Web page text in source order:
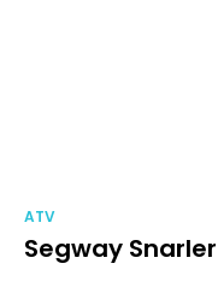
ATV
Segway